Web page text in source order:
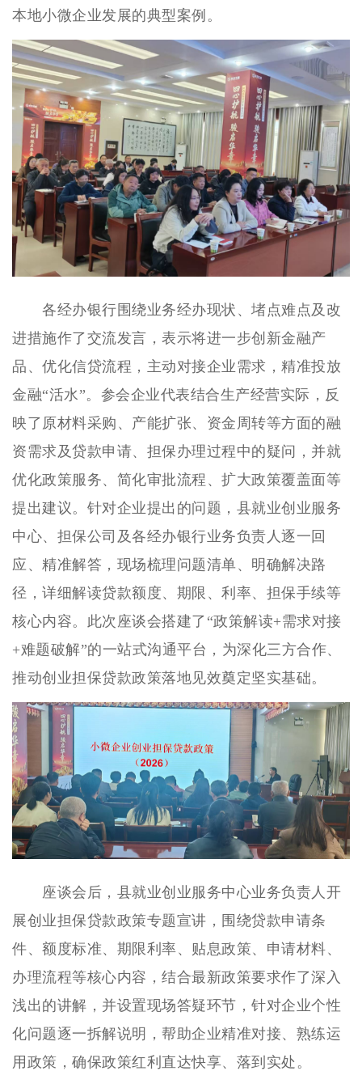
本地小微企业发展的典型案例。
各经办银行围绕业务经办现状、堵点难点及改
进措施作了交流发言，表示将进一步创新金融产
品、优化信贷流程，主动对接企业需求，精准投放
金融“活水”。参会企业代表结合生产经营实际，反
映了原材料采购、产能扩张、资金周转等方面的融
资需求及贷款申请、担保办理过程中的疑问，并就
优化政策服务、简化审批流程、扩大政策覆盖面等
提出建议。针对企业提出的问题，县就业创业服务
中心、担保公司及各经办银行业务负责人逐一回
应、精准解答，现场梳理问题清单、明确解决路
径，详细解读贷款额度、期限、利率、担保手续等
核心内容。此次座谈会搭建了“政策解读+需求对接
+难题破解”的一站式沟通平台，为深化三方合作、
推动创业担保贷款政策落地见效奠定坚实基础。
座谈会后，县就业创业服务中心业务负责人开
展创业担保贷款政策专题宣讲，围绕贷款申请条
件、额度标准、期限利率、贴息政策、申请材料、
办理流程等核心内容，结合最新政策要求作了深入
浅出的讲解，并设置现场答疑环节，针对企业个性
化问题逐一拆解说明，帮助企业精准对接、熟练运
用政策，确保政策红利直达快享、落到实处。